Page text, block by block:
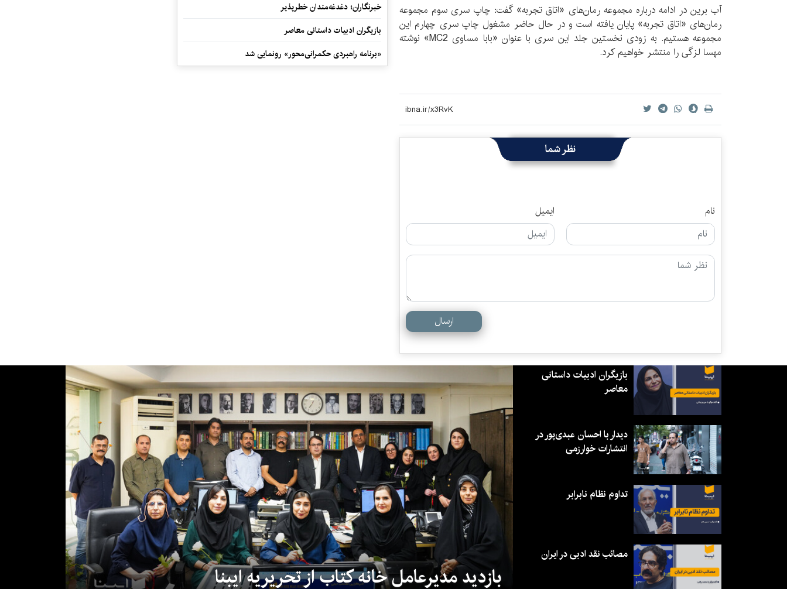
آب برین در ادامه درباره مجموعه رمان‌های «اتاق تجربه» گفت: چاپ سری سوم مجموعه
رمان‌های «اتاق تجربه» پایان یافته است و در حال حاضر مشغول چاپ سری چهارم این
مجموعه هستیم. به زودی نخستین جلد این سری با عنوان «بابا مساوی MC2» نوشته
مهسا لزگی را منتشر خواهیم کرد.
نظر شما
نام ایمیل
ارسال
خبرنگاران؛ دغدغه‌مندان خطرپذیر
بازیگران ادبیات داستانی معاصر
«برنامه راهبردی حکمرانی‌محور» رونمایی شد
بازدید مدیرعامل خانه کتاب از تحریریه ایبنا
بازیگران ادبیات داستانی
معاصر
دیدار با احسان عبدی‌پور در
انتشارات خوارزمی
تداوم نظام نابرابر
مصائب نقد ادبی در ایران